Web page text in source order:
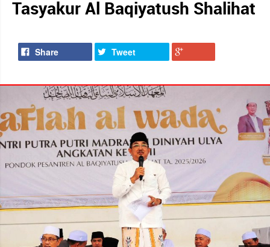
Tasyakur Al Baqiyatush Shalihat
Share Tweet